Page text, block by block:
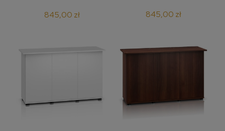
845,00 zł 845,00 zł